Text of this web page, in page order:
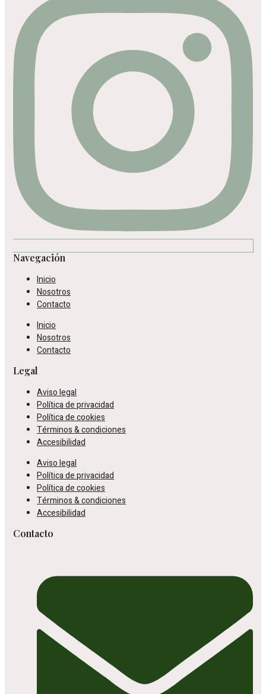
Navegación
Inicio
Nosotros
Contacto
Inicio
Nosotros
Contacto
Legal
Aviso legal
Política de privacidad
Política de cookies
Términos & condiciones
Accesibilidad
Aviso legal
Política de privacidad
Política de cookies
Términos & condiciones
Accesibilidad
Contacto